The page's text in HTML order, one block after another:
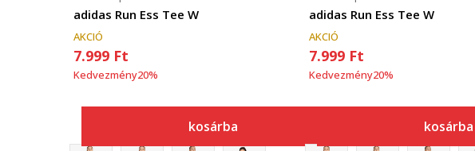
adidas Run Ess Tee W
AKCIÓ
7.999 Ft
Kedvezmény20%
kosárba
adidas Run Ess Tee W
AKCIÓ
7.999 Ft
Kedvezmény20%
kosárba